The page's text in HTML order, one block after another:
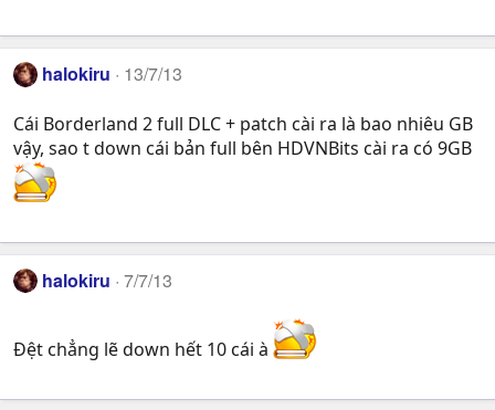
halokiru 13/7/13
Cái Borderland 2 full DLC + patch cài ra là bao nhiêu GB
vậy, sao t down cái bản full bên HDVNBits cài ra có 9GB
halokiru 7/7/13
Đệt chẳng lẽ down hết 10 cái à